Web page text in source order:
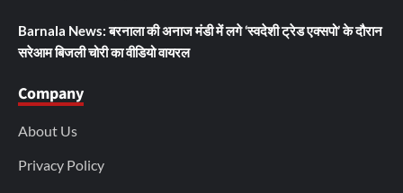
Barnala News: बरनाला की अनाज मंडी में लगे ‘स्वदेशी ट्रेड एक्सपो’ के दौरान
सरेआम बिजली चोरी का वीडियो वायरल
Company
About Us
Privacy Policy